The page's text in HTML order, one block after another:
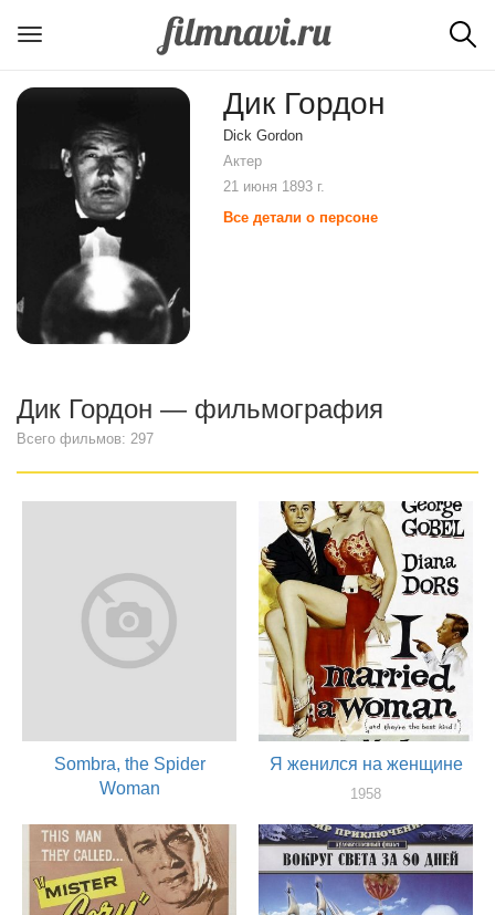
Дик Гордон
Dick Gordon
Актер
21 июня 1893 г.
Все детали о персоне
Дик Гордон — фильмография
Всего фильмов: 297
Sombra, the Spider
Woman
актер
Я женился на женщине
1958